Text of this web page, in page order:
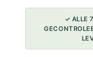
✓ ALLE